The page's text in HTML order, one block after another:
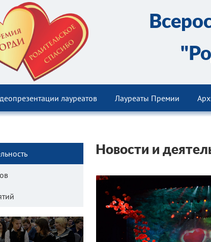
лауреатов Лауреаты Премии
Новости и